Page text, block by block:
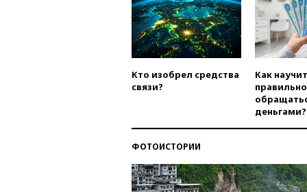
Кто изобрел средства
связи?
Как
правильно
деньгами?
ФОТОИСТОРИИ